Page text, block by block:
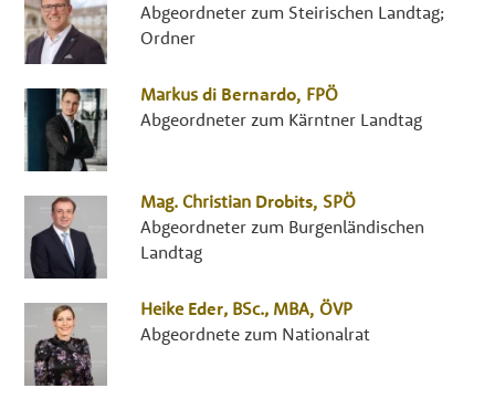
Abgeordneter zum Steirischen Landtag;
Ordner
Markus di Bernardo, FPÖ
Abgeordneter zum Kärntner Landtag
Mag. Christian Drobits, SPÖ
Abgeordneter zum Burgenländischen
Landtag
Heike Eder, BSc., MBA, ÖVP
Abgeordnete zum Nationalrat